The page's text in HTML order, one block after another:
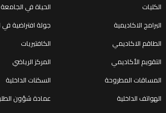
الكليات
البرامج الاكاديمية
الطاقم الاكاديمي
التقويم الأكاديمي
المساقات المطروحة
الهواتف الداخلية
الحياة في الجامعة
جولة افتراضية
الكافتيريات
المركز الرياضي
السكنات الداخلية
عمادة شؤون